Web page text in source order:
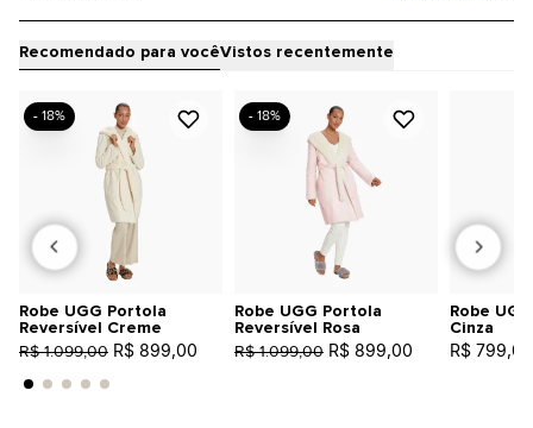
Recomendado para vocêVistos recentemente
Robe UGG Portola
Reversível Creme
R$ 1.099,00 R$ 899,00
- 18%
Robe UGG Portola
Reversível Rosa
R$ 1.099,00 R$ 899,00
- 18%
Robe
Cinza
R$ 799,00